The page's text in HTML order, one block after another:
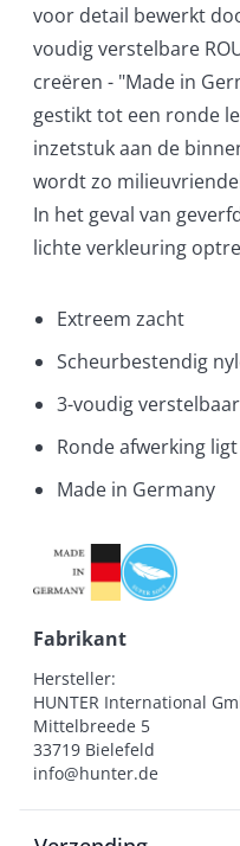
voor detail bewerkt
voudig verstelbare
creëren - "Made in
gestikt tot een ronde
inzetstuk aan de
wordt zo
In het geval van
lichte verkleuring
Extreem zacht
Scheurbestendig
3-voudig verstelbaar
Ronde afwerking
Made in Germany
Fabrikant
Hersteller:
HUNTER International
Mittelbreede 5
33719 Bielefeld
info@hunter.de